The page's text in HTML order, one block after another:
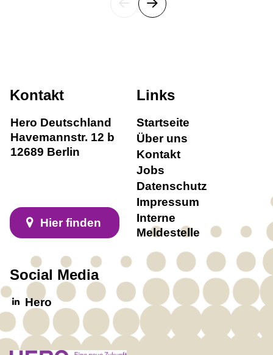
Mehr als ein Dach über dem Kopf: Unsere
Frischer Anstrich für mehr Miteinander
Eid Mubarak! Wie wir das Ende des
Ramadans feiern
Gemeinsam an einem Tisch
Trotz Flucht und Krieg – Ukrainische
Volleyballer geben Teamgeist weiter
Helau und Alaaf! Karneval verbindet
Ganz großes Kino in der Kinderbude
Gerne zur Arbeit gehen: Was uns bei HERO
verbindet
Engagiert ins neue Jahr: Das BfE-
Kontakt
Hero Deutschland
Havemannstr. 12 b
12689 Berlin
Hier finden
Links
Startseite
Über uns
Kontakt
Jobs
Datenschutz
Impressum
Interne
Meldestelle
Social Media
Hero